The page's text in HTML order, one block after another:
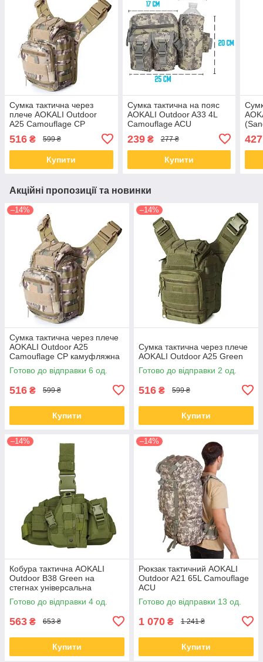
Сумка тактична через
плече AOKALI Outdoor
A25 Camouflage CP
камуфляжна армійська з
регуляцією ременя
516 ₴ 599 ₴
Купити
Сумка тактична на пояс
AOKALI Outdoor A33 4L
Camouflage ACU
239₴ 277 ₴
Купити
427
Акційні пропозиції та новинки
–14%
Сумка тактична через плече
AOKALI Outdoor A25
Camouflage CP камуфляжна
армійська з регуляцією
ременя
Готово до відправки 6 од.
516 ₴ 599 ₴
Купити
–14%
Сумка тактична через плече
AOKALI Outdoor A25 Green
Готово до відправки 2 од.
516 ₴ 599 ₴
Купити
–14%
Кобура тактична AOKALI
Outdoor B38 Green на
стегнах універсальна
армійська
Готово до відправки 4 од.
563 ₴ 653 ₴
Купити
–14%
Рюкзак тактичний AOKALI
Outdoor A21 65L Camouflage
ACU
Готово до відправки 13 од.
1 070 ₴ 1 241 ₴
Купити